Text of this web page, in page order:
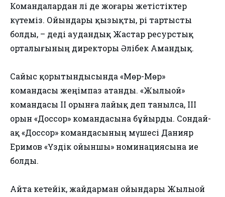
Командалардан әлі де жоғары жетістіктер
күтеміз. Ойындары қызықты, әрі тартысты
болды, – деді аудандық Жастар ресурстық
орталығының директоры Әлібек Амандық.
Сайыс қорытындысында «Мөр-Мөр»
командасы жеңімпаз атанды. «Жылыой»
командасы ІІ орынға лайық деп танылса, ІІІ
орын «Доссор» командасына бұйырды. Сондай-
ақ «Доссор» командасының мүшесі Данияр
Еримов «Үздік ойыншы» номинациясына ие
болды.
Айта кетейік, жайдарман ойындары Жылыой